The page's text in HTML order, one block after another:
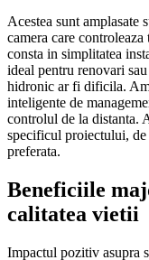
Acestea sunt amplasate
camera care
consta in simplitatea
ideal pentru renovari
hidronic ar fi dificila.
inteligente de
controlul de la distanta.
specificul proiectului, de
preferata.
Beneficiile
calitatea vietii
Impactul pozitiv asupra